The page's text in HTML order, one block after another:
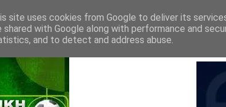
site uses cookies from Google to deliver its
shared with Google along with performance and
and to detect and address abuse.